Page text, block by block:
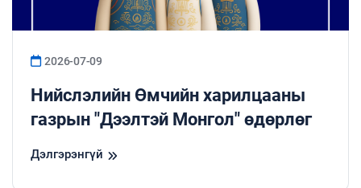
2026-07-09
Нийслэлийн Өмчийн харилцааны
газрын "Дээлтэй Монгол" өдөрлөг
Дэлгэрэнгүй